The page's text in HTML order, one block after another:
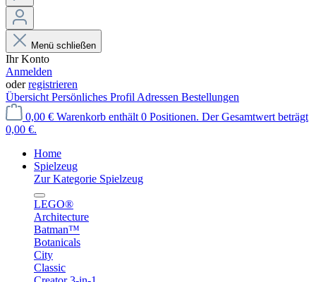
Menü schließen
Ihr Konto
Anmelden
oderregistrieren
Übersicht Persönliches Profil Adressen Bestellungen
0,00 € Warenkorb enthält 0 Positionen. Der Gesamtwert beträgt
0,00 €.
Home
Spielzeug
Zur Kategorie Spielzeug
LEGO®
Architecture
Batman™
Botanicals
City
Classic